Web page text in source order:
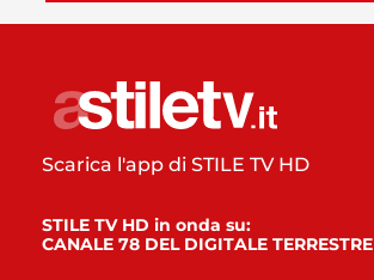
Scarica l'app di STILE TV HD
STILE TV HD in onda su:
CANALE 78 DEL DIGITALE TERRESTRE